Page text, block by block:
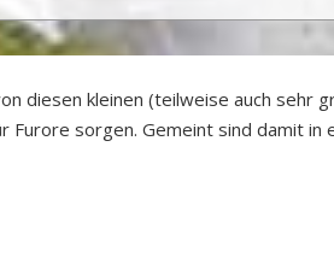
diesen kleinen (teilweise auch sehr
Furore sorgen. Gemeint sind damit in